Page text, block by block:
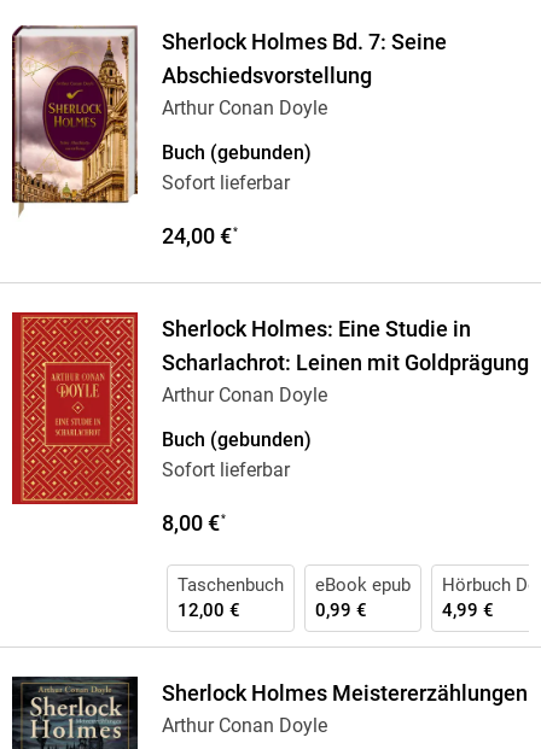
Sherlock Holmes Bd. 7: Seine
Abschiedsvorstellung
Arthur Conan Doyle
Buch (gebunden)
Sofort lieferbar
24,00 €*
Sherlock Holmes: Eine Studie in
Scharlachrot: Leinen mit Goldprägung
Arthur Conan Doyle
Buch (gebunden)
Sofort lieferbar
8,00 €*
Taschenbuch
12,00 €
eBook epub
0,99 €
Hörbuch
4,99 €
Sherlock Holmes Meistererzählungen
Arthur Conan Doyle